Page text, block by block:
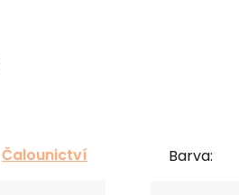
Čalounictví Barva: